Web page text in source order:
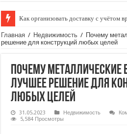
Как организовать доставку с учётом
Главная / Недвижимость / Почему
решение для конструкций любых целей
Почему металлические
лучшее решение для
любых целей
31.05.2023 Недвижимость
5,584 Просмотры